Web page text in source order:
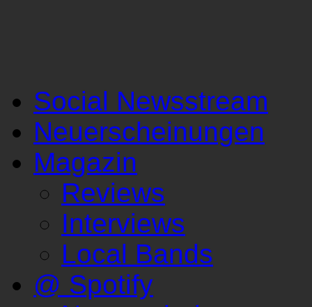
Social Newsstream
Neuerscheinungen
Magazin
Reviews
Interviews
Local Bands
@ Spotify